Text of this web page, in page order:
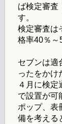
ば検定審査
す。
検定審査は
格率40％～
セブンは適
ったをかけ
４月に検定
で設置が可
ポップ、表
備を考える